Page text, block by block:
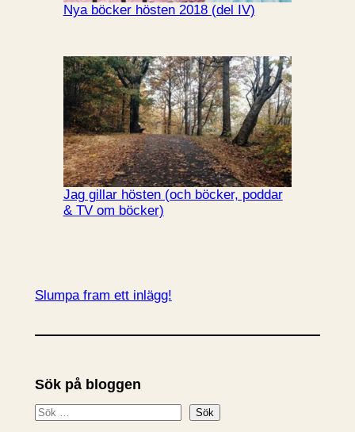
Nya böcker hösten 2018 (del IV)
Jag gillar hösten (och böcker, poddar
& TV om böcker)
Slumpa fram ett inlägg!
Sök på bloggen
S
Sök